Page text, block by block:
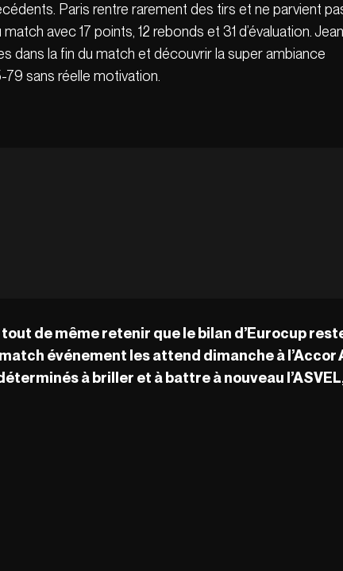
Paris rentre rarement des tirs et ne parvient
avec 17 points, 12 rebonds et 31 d’évaluation. Jean
dans la fin du match et découvrir la super ambiance
sans réelle motivation.
de même retenir que le bilan d’Eurocup
événement les attend dimanche à l’Accor
à briller et à battre à nouveau